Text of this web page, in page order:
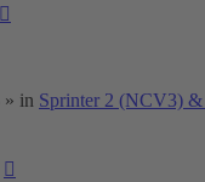
» in Sprinter 2 (NCV3)